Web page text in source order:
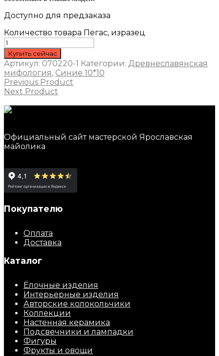
Доступно для предзаказа
Количество товара Пегас, изразец
Купить сейчас
Артикул: 070220-1 Категории: Древнеславянская
мифология, Синие 10*10
Previous Product
Next Product
Официальный сайт мастерской Ярославская
майолика
Покупателю
Оплата
Доставка
Каталог
Ёлочные изделия
Интерьерные изделия
Авторские колокольчики
Коллекции
Настенная керамика
Подсвечники и лампадки
Фигуры
Фрукты и овощи